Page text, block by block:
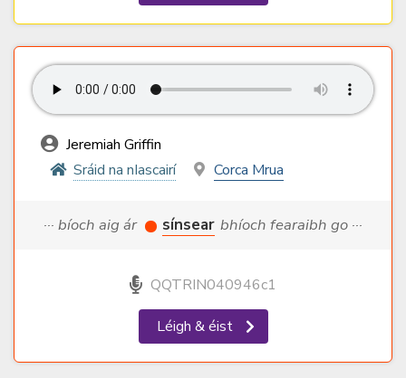
Jeremiah Griffin
Sráid na nIascairí
Corca Mrua
··· bíoch aig ár sínsear bhíoch fearaibh go ···
QQTRIN040946c1
Léigh & éist